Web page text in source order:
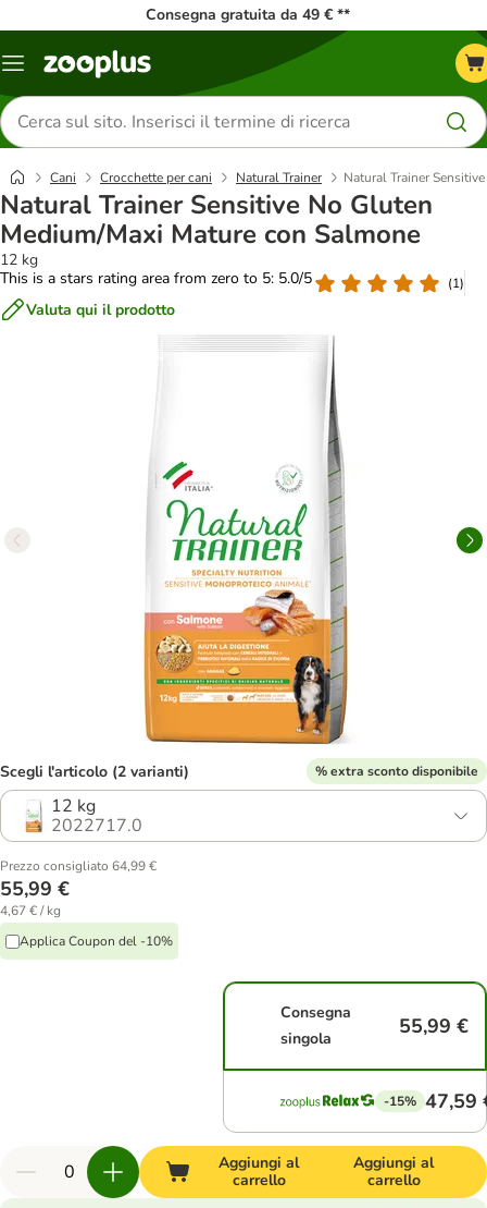
Consegna gratuita da 49 € **
Overview
Cerca
prodotti
Cani Crocchette per cani Natural Trainer Natural Trainer
Natural Trainer Sensitive No Gluten
Medium/Maxi Mature con Salmone
12 kg
This is a stars rating area from zero to 5: 5.0/5
(1)
Valuta qui il prodotto
Scegli l'articolo (2 varianti) % extra sconto disponibile
12 kg
2022717.0
Prezzo consigliato 64,99 €
55,99 €
4,67 € / kg
Applica Coupon del -10%
Consegna
singola
55,99 €
-15% 47,59
Aggiungi al
carrello
Aggiungi al
carrello